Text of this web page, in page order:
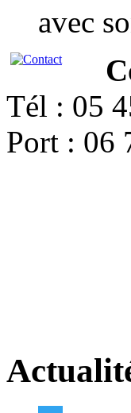
avec
Tél : 05
Port : 06